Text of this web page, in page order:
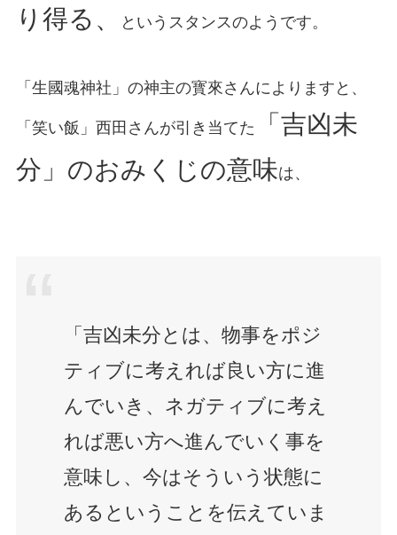
り得る、
というスタンスのようです。
「生國魂神社」の神主の寳來さんによりますと、
「笑い飯」西田さんが引き当てた
「吉凶未
分」のおみくじの意味は、
「吉凶未分とは、物事をポジ
ティブに考えれば良い方に進
んでいき、ネガティブに考え
れば悪い方へ進んでいく事を
意味し、今はそういう状態に
あるということを伝えていま